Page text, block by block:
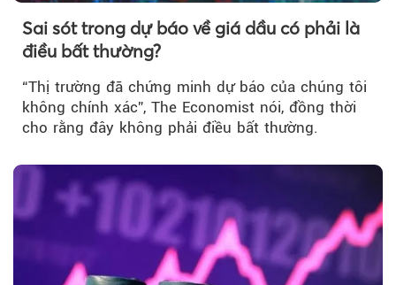
Sai sót trong dự báo về giá dầu có phải là
điều bất thường?
“Thị trường đã chứng minh dự báo của chúng tôi
không chính xác”, The Economist nói, đồng thời
cho rằng đây không phải điều bất thường.